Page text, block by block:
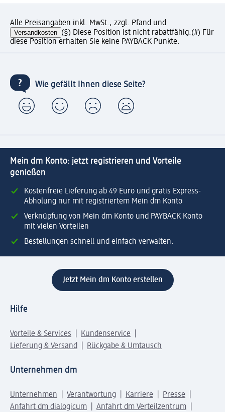
Alle Preisangaben inkl. MwSt., zzgl. Pfand und
Versandkosten (§) Diese Position ist nicht rabattfähig.(#) Für
diese Position erhalten Sie keine PAYBACK Punkte.
Wie gefällt Ihnen diese Seite?
Mein dm Konto: jetzt registrieren und Vorteile
genießen
Kostenfreie Lieferung ab 49 Euro und gratis Express-
Abholung nur mit registriertem Mein dm Konto
Verknüpfung von Mein dm Konto und PAYBACK Konto
mit vielen Vorteilen
Bestellungen schnell und einfach verwalten.
Jetzt Mein dm Konto erstellen
Hilfe
Vorteile & Services
Kundenservice
Lieferung & Versand
Rückgabe & Umtausch
Unternehmen dm
Unternehmen Verantwortung Karriere
Presse
Anfahrt dm dialogicum
Anfahrt dm Verteilzentrum